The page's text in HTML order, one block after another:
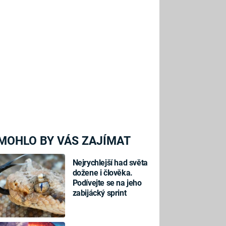
BY VÁS ZAJÍMAT
Nejrychlejší had světa
dožene i člověka.
Podívejte se na jeho
zabijácký sprint